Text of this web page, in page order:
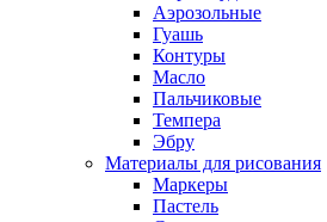
Аэрозольные
Гуашь
Контуры
Масло
Пальчиковые
Темпера
Эбру
Материалы для рисования
Маркеры
Пастель